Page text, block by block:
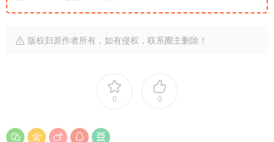
版权归原作者所有，如有侵权，联系圈主删除！
0 0